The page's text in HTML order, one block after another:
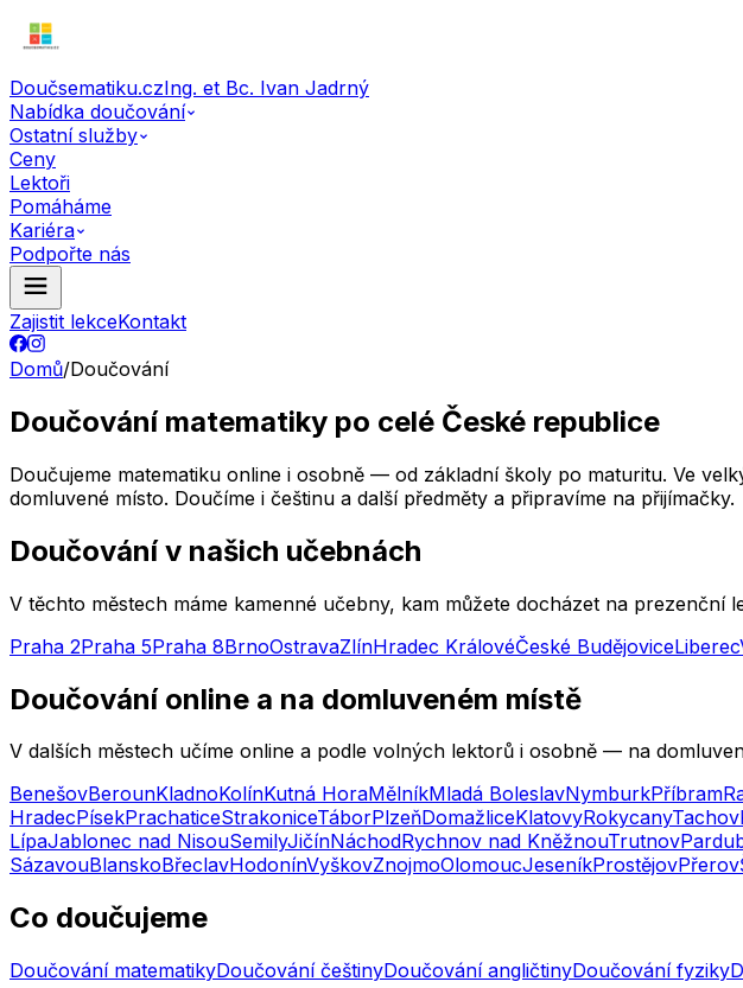
Doučsematiku.czIng. et Bc. Ivan Jadrný
Nabídka doučování
Ostatní služby
Ceny
Lektoři
Pomáháme
Kariéra
Podpořte nás
Zajistit lekceKontakt
Domů/Doučování
Doučování matematiky po celé České republice
Doučujeme matematiku online i osobně — od základní školy po maturitu. Ve
domluvené místo. Doučíme i češtinu a další předměty a připravíme na přijímačky.
Doučování v našich učebnách
V těchto městech máme kamenné učebny, kam můžete docházet na prezenční
Praha 2Praha 5Praha 8BrnoOstravaZlínHradec KrálovéČeské BudějoviceLiberec
Doučování online a na domluveném místě
V dalších městech učíme online a podle volných lektorů i osobně — na
BenešovBerounKladnoKolínKutná HoraMělníkMladá BoleslavNymburkPříbram
HradecPísekPrachaticeStrakoniceTáborPlzeňDomažliceKlatovyRokycanyTachov
LípaJablonec nad NisouSemilyJičínNáchodRychnov nad KněžnouTrutnov
SázavouBlanskoBřeclavHodonínVyškovZnojmoOlomoucJeseníkProstějovPřerov
Co doučujeme
Doučování matematikyDoučování češtinyDoučování angličtinyDoučování fyziky